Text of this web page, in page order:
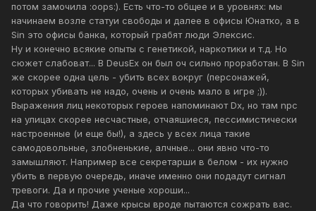
потом замочила :oops:). Есть что-то общее и в уровнях: мы
начинаем возле статуи свободы и далее в офисы Юнатко, а в
Sin это офисы банка, который грабят люди Элексис.
Ну и конечно всякие опыты с генетикой, наркотики и т.д. Но
сюжет слабоват... В DeusEx он был оч сильно проработан. В Sin
же скорее одна цель - убить всех вокруг (персонажей,
которых убивать не надо, очень и очень мало в игре ;)).
Выражения лиц некоторых героев напоминают Dx, но там npc
на улицах скорее несчастные, отчаяшиеся, пессимистически
настроенные (и еще бы!), а здесь у всех лица такие
самодовольные, злобненькие, алчные... они явно что-то
замышляют. Например все секретарши в белом - их нужно
убить в первую очередь, иначе именно они подадут сигнал
тревоги. Да и прочие ученые хороши...
Да что говорить! Даже крысы вроде пытаются сожрать вас.